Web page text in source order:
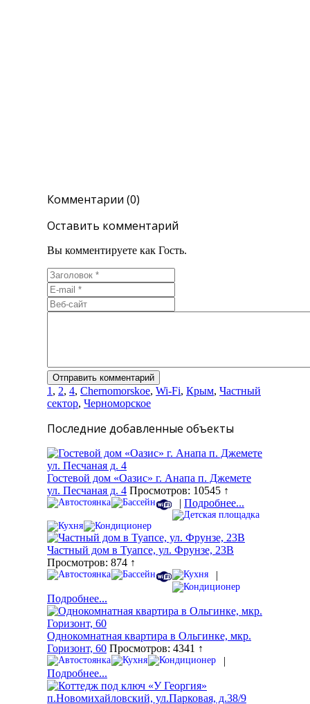
Комментарии (0)
Оставить комментарий
Вы комментируете как Гость.
1 , 2, 4, Chernomorskoe, Wi-Fi, Крым, Частный
сектор, Черноморское
Последние добавленные объекты
Гостевой дом «Оазис» г. Анапа п. Джемете
ул. Песчаная д. 4 Просмотров: 10545 ↑
| Подробнее...
Частный дом в Туапсе, ул. Фрунзе, 23В
Просмотров: 874 ↑
|
Подробнее...
Однокомнатная квартира в Ольгинке, мкр.
Горизонт, 60 Просмотров: 4341 ↑
|
Подробнее...